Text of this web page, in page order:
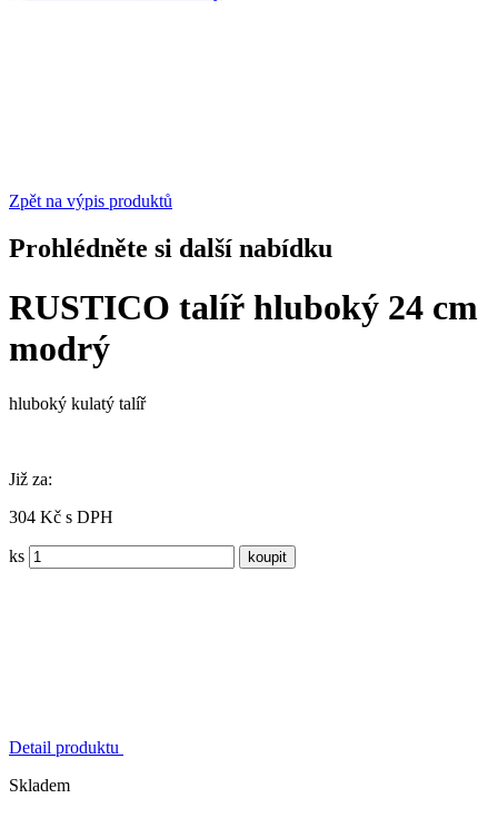
Zpět na výpis produktů
Prohlédněte si další nabídku
RUSTICO talíř hluboký 24 cm
modrý
hluboký kulatý talíř
Již za:
304 Kč s DPH
ks
Detail produktu
Skladem